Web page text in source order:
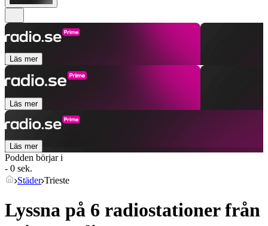
Läs mer
Läs mer
Läs mer
Podden börjar i
- 0 sek.
Städer Trieste
Lyssna på 6 radiostationer från